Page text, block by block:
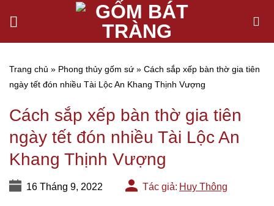
Trang chủ » Phong thủy gốm sứ » Cách sắp xếp bàn thờ gia tiên
ngày tết đón nhiều Tài Lộc An Khang Thịnh Vượng
Cách sắp xếp bàn thờ gia tiên
ngày tết đón nhiều Tài Lộc An
Khang Thịnh Vượng
16 Tháng 9, 2022 Tác giả: Huy Thông